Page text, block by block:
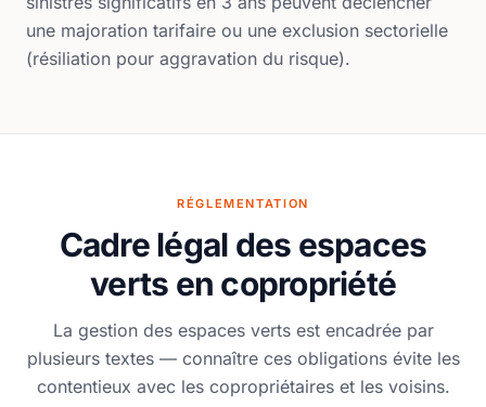
une majoration tarifaire ou une exclusion sectorielle
(résiliation pour aggravation du risque).
RÉGLEMENTATION
Cadre légal des espaces
verts en copropriété
La gestion des espaces verts est encadrée par
plusieurs textes — connaître ces obligations évite les
contentieux avec les copropriétaires et les voisins.